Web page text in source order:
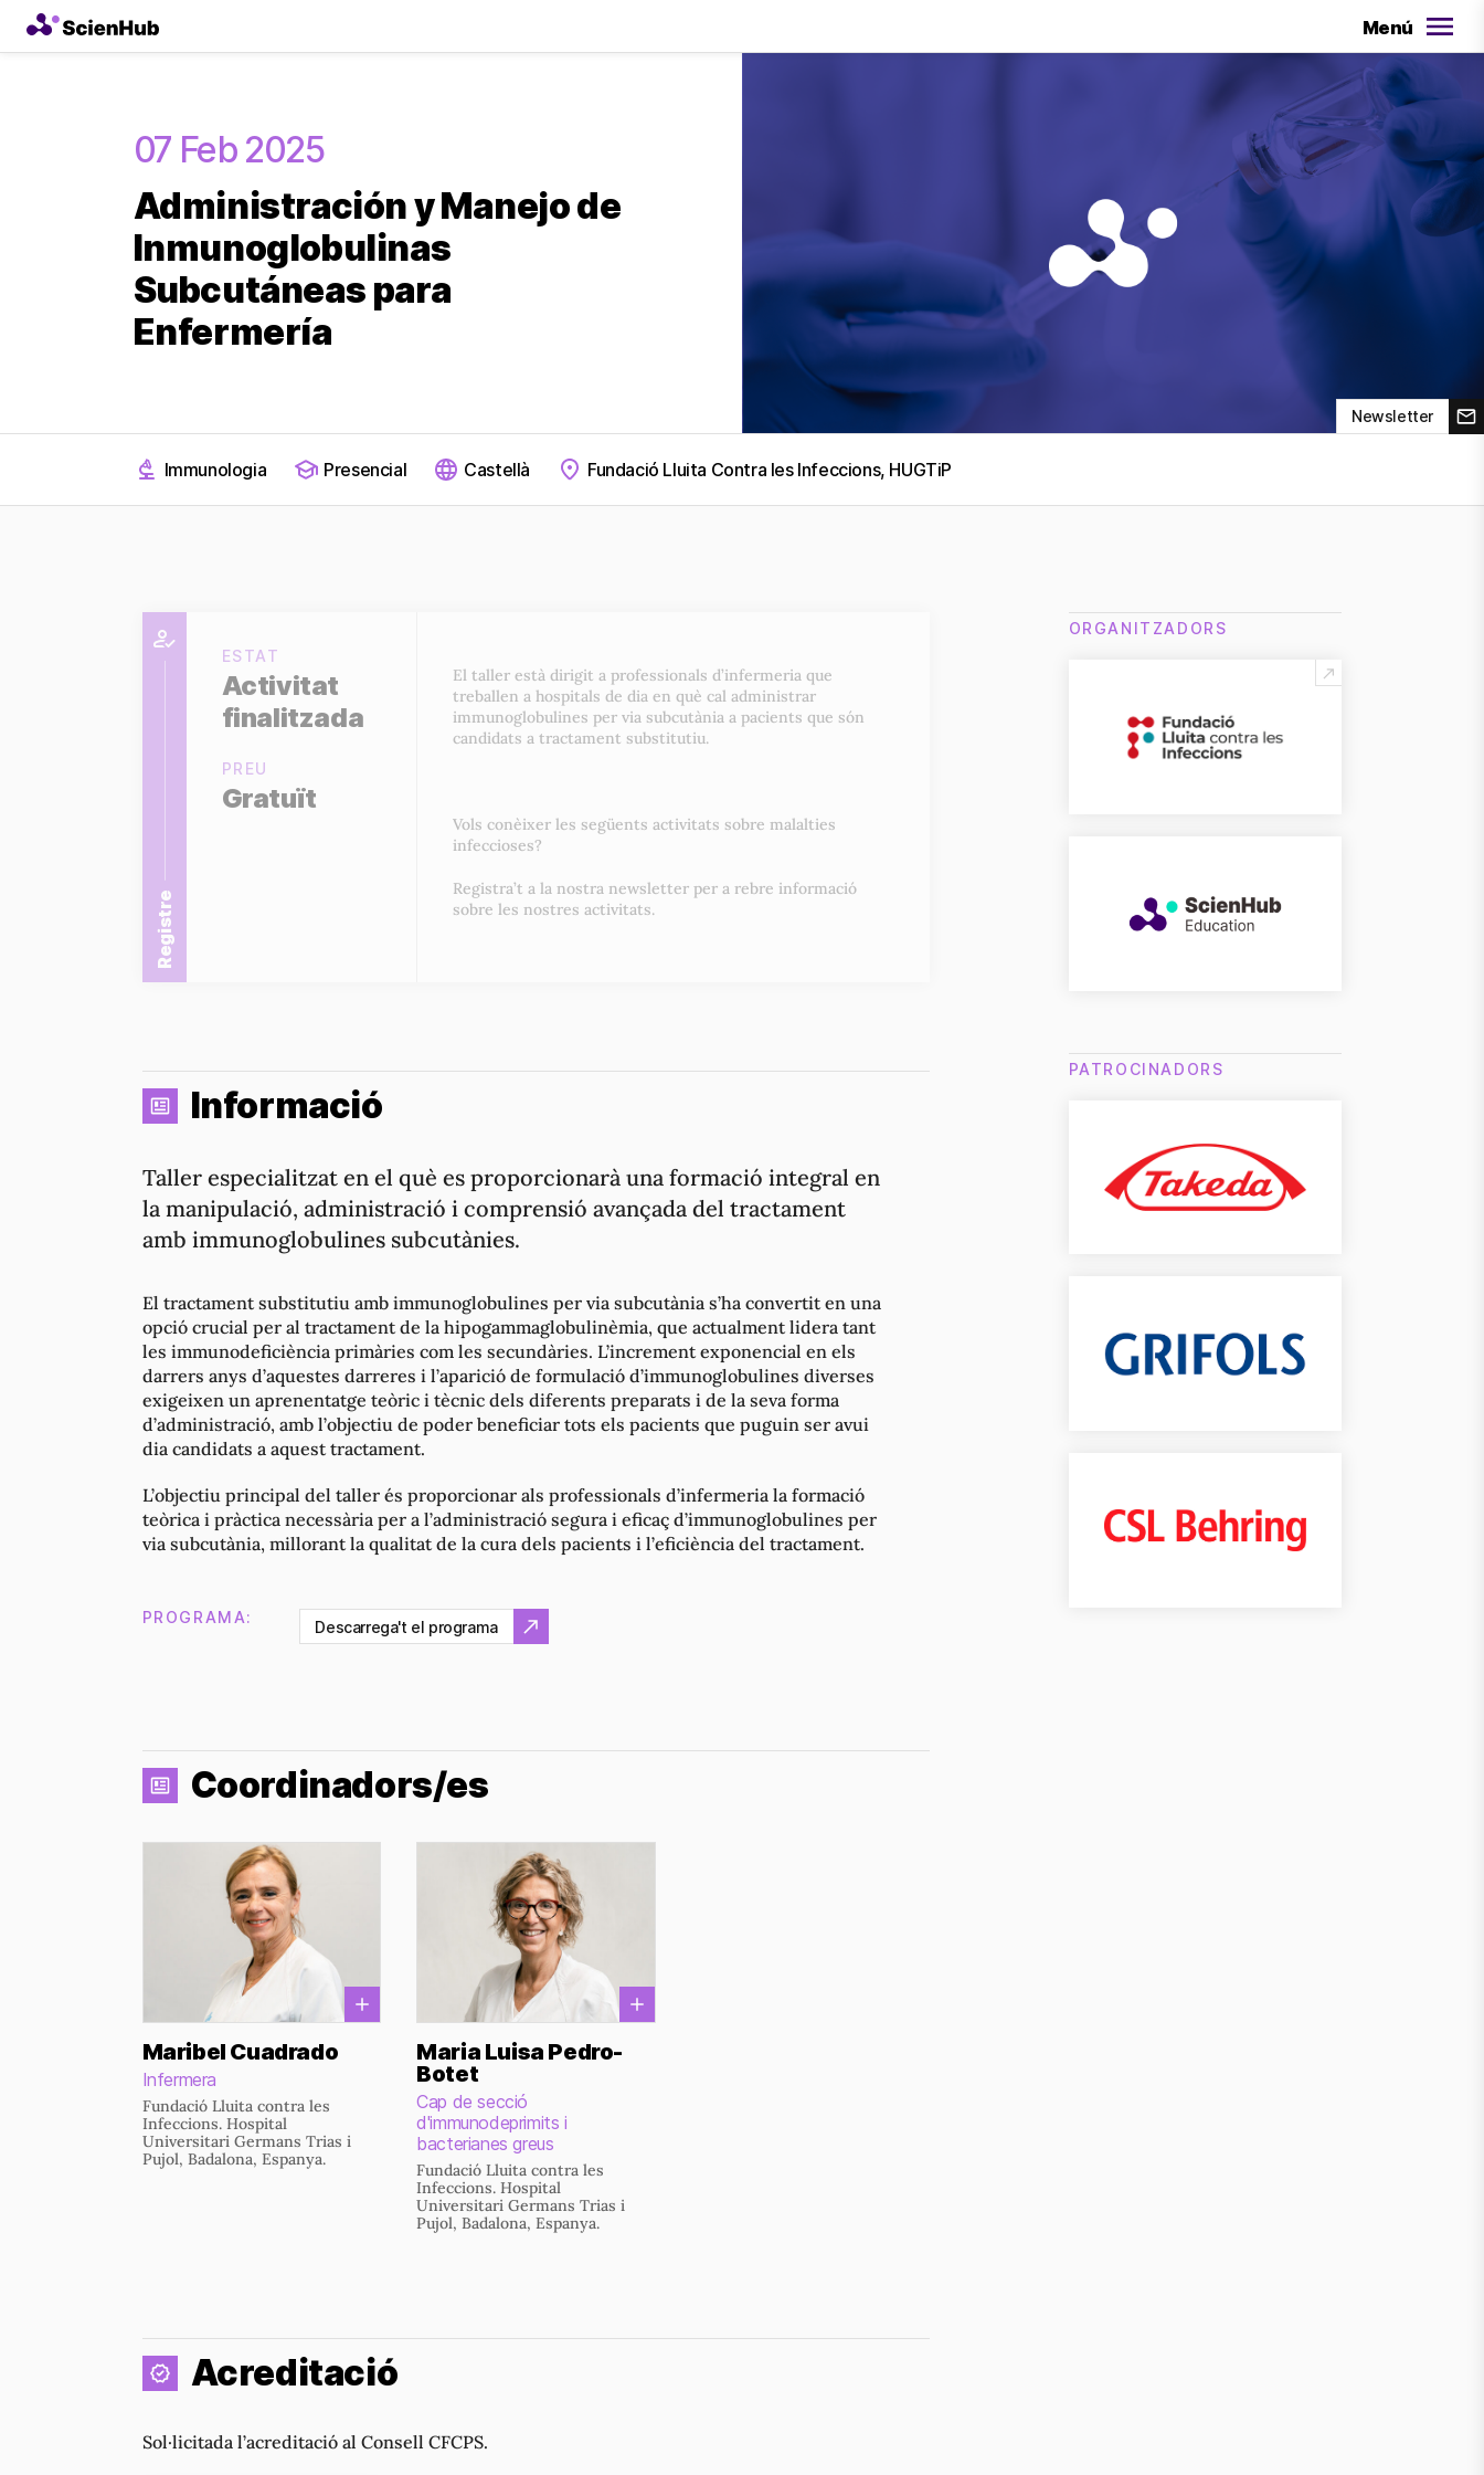
Menú
Newsletter
07 Feb 2025
Administración y Manejo de
Inmunoglobulinas
Subcutáneas para
Enfermería
Immunologia Presencial Castellà Fundació Lluita Contra les Infeccions, HUGTiP
Registre
ESTAT
Activitat
finalitzada
PREU
Gratuït
El taller està dirigit a professionals d’infermeria que
treballen a hospitals de dia en què cal administrar
immunoglobulines per via subcutània a pacients que són
candidats a tractament substitutiu.
Vols conèixer les següents activitats sobre malalties
infeccioses?
Registra’t a la nostra newsletter per a rebre informació
sobre les nostres activitats.
Informació
Taller especialitzat en el què es proporcionarà una formació integral en
la manipulació, administració i comprensió avançada del tractament
amb immunoglobulines subcutànies.
El tractament substitutiu amb immunoglobulines per via subcutània s’ha convertit en una
opció crucial per al tractament de la hipogammaglobulinèmia, que actualment lidera tant
les immunodeficiència primàries com les secundàries. L’increment exponencial en els
darrers anys d’aquestes darreres i l’aparició de formulació d’immunoglobulines diverses
exigeixen un aprenentatge teòric i tècnic dels diferents preparats i de la seva forma
d’administració, amb l’objectiu de poder beneficiar tots els pacients que puguin ser avui
dia candidats a aquest tractament.
L’objectiu principal del taller és proporcionar als professionals d’infermeria la formació
teòrica i pràctica necessària per a l’administració segura i eficaç d’immunoglobulines per
via subcutània, millorant la qualitat de la cura dels pacients i l’eficiència del tractament.
PROGRAMA: Descarrega't el programa
Coordinadors/es
Maribel Cuadrado
Infermera
Fundació Lluita contra les
Infeccions. Hospital
Universitari Germans Trias i
Pujol, Badalona, Espanya.
Maria Luisa Pedro-
Botet
Cap de secció
d'immunodeprimits i
bacterianes greus
Fundació Lluita contra les
Infeccions. Hospital
Universitari Germans Trias i
Pujol, Badalona, Espanya.
Acreditació
Sol·licitada l’acreditació al Consell CFCPS.
ORGANITZADORS
PATROCINADORS